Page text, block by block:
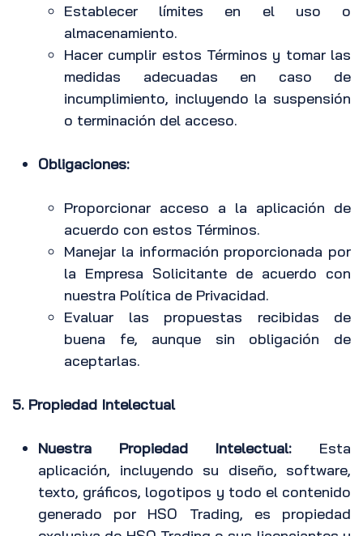
Establecer límites en el uso o
almacenamiento.
Hacer cumplir estos Términos y tomar las
medidas adecuadas en caso de
incumplimiento, incluyendo la suspensión
o terminación del acceso.
Obligaciones:
Proporcionar acceso a la aplicación de
acuerdo con estos Términos.
Manejar la información proporcionada por
la Empresa Solicitante de acuerdo con
nuestra Política de Privacidad.
Evaluar las propuestas recibidas de
buena fe, aunque sin obligación de
aceptarlas.
5. Propiedad Intelectual
Nuestra Propiedad Intelectual: Esta
aplicación, incluyendo su diseño, software,
texto, gráficos, logotipos y todo el contenido
generado por HSO Trading, es propiedad